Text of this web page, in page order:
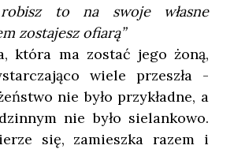
robisz to na swoje własne
zostajesz ofiarą”
która ma zostać jego żoną,
wiele przeszła -
nie było przykładne, a
nie było sielankowo.
się, zamieszka razem i